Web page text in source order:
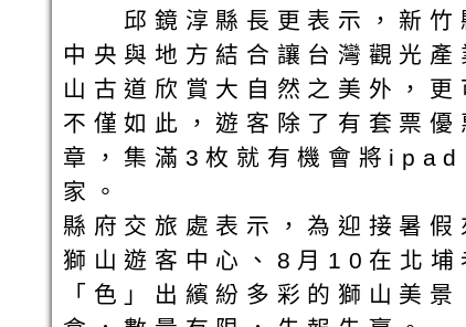
邱鏡淳縣長更表示，新竹
中央與地方結合讓台灣觀光
山古道欣賞大自然之美外，
不僅如此，遊客除了有套票
章，集滿3枚就有機會將
家。
縣府交旅處表示，為迎接暑
獅山遊客中心、8月10在北埔
「色」出繽紛多彩的獅山美